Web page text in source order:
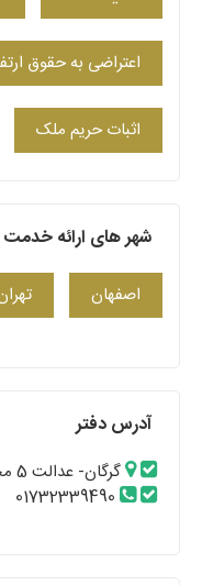
اعتراضی به حقوق
اثبات حریم ملک
شهر های ارائه خدمت
اصفهان
آدرس دفتر
گرگان- عدالت 5 مجتمع آریا واحدصد
01732339490